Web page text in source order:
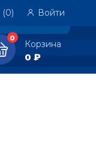
(0) Войти
0
Корзина
0 ₽